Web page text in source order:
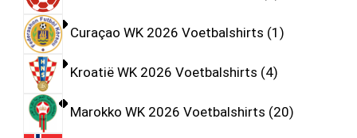
Curaçao WK 2026 Voetbalshirts 1
Kroatië WK 2026 Voetbalshirts 4
Marokko WK 2026 Voetbalshirts 20